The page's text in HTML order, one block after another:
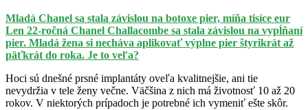
Mladá Chanel sa stala závislou na botoxe pier, míňa tisíce eur
Len 22-ročná Chanel Challacombe sa stala závislou na vypĺňaní
pier. Mladá žena si necháva aplikovať výplne pier štyrikrát až
päťkrát do roka. Je to veľa?
Hoci sú dnešné prsné implantáty oveľa kvalitnejšie, ani tie
nevydržia v tele ženy večne. Väčšina z nich má životnosť 10 až 20
rokov. V niektorých prípadoch je potrebné ich vymeniť ešte skôr.